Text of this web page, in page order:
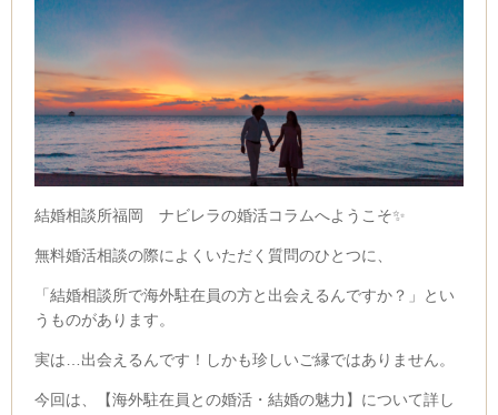
結婚相談所福岡 ナビレラの婚活コラムへようこそ✨
無料婚活相談の際によくいただく質問のひとつに、
「結婚相談所で海外駐在員の方と出会えるんですか？」とい
うものがあります。
実は…出会えるんです！しかも珍しいご縁ではありません。
今回は、【海外駐在員との婚活・結婚の魅力】について詳し